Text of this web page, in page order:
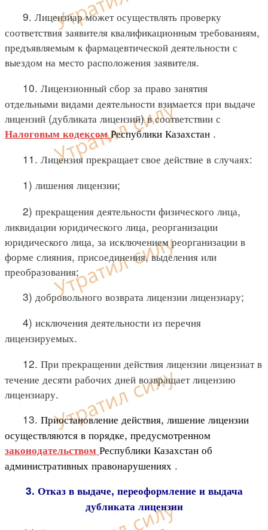
9. Лицензиар может осуществлять проверку
соответствия заявителя квалификационным требованиям,
предъявляемым к фармацевтической деятельности с
выездом на место расположения заявителя.
10. Лицензионный сбор за право занятия
отдельными видами деятельности взимается при выдаче
лицензий (дубликата лицензий) в соответствии с
Налоговым кодексомРеспублики Казахстан .
11. Лицензия прекращает свое действие в случаях:
1) лишения лицензии;
2) прекращения деятельности физического лица,
ликвидации юридического лица, реорганизации
юридического лица, за исключением реорганизации в
форме слияния, присоединения, выделения или
преобразования;
3) добровольного возврата лицензии лицензиару;
4) исключения деятельности из перечня
лицензируемых.
12. При прекращении действия лицензии лицензиат в
течение десяти рабочих дней возвращает лицензию
лицензиару.
13. Приостановление действия, лишение лицензии
осуществляются в порядке, предусмотренном
законодательством Республики Казахстан об
административных правонарушениях .
3. Отказ в выдаче, переоформление и выдача
дубликата лицензии